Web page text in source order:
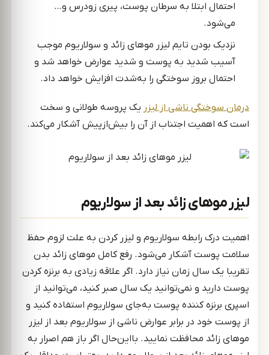
احتمال ابتلا به سرطان پوست، پیری زودرس و…
می‌شود.
نزدیک بودن تایم لیزر موهای زائد و سولاریوم موجب
آسیب شدید به پوست و شدید عوارض خواهد شد و
احتمال بروز سوختگی را به‌شدت افزایش خواهد داد.
درمان سوختگی ناشی از لیزر یک پروسه طولانی و سخت
است که اهمیت اجتناب از آن را بیش‌ازپیش آشکار می‌کند.
لیزر موهای زائد بعد از سولاریوم
اهمیت درک رابطه سولاریوم و لیزر کردن به علت لزوم حفظ
سلامت پوست آشکار می‌شود. رفع کامل موهای زائد بدن
تقریبا یک سال زمان نیاز دارد. اگر علاقه زیادی به برنزه کردن
پوست دارید و نمی‌توانید یک سال صبر کنید، می‌توانید از
اسپری برنزه کننده پوست به‌جای سولاریوم استفاده کنید و
از پوست خود در برابر عوارض ناشی از سولاریوم بعد از لیزر
موهای زائد محافظت نمایید. بااین‌حال اگر باز هم اصرار به